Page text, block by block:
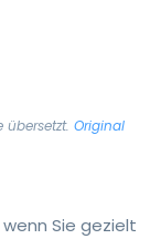
übersetzt. Original
Sie gezielt